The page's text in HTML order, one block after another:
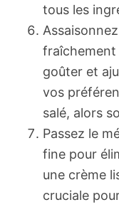
tous les
fraîchement
goûter et
vos
salé, alors
Passez le
fine pour
une crème
cruciale